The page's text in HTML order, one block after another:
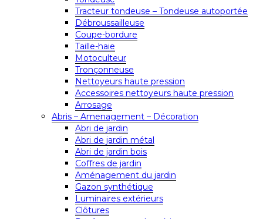
Tracteur tondeuse – Tondeuse autoportée
Débroussailleuse
Coupe-bordure
Taille-haie
Motoculteur
Tronçonneuse
Nettoyeurs haute pression
Accessoires nettoyeurs haute pression
Arrosage
Abris – Amenagement – Décoration
Abri de jardin
Abri de jardin métal
Abri de jardin bois
Coffres de jardin
Aménagement du jardin
Gazon synthétique
Luminaires extérieurs
Clôtures